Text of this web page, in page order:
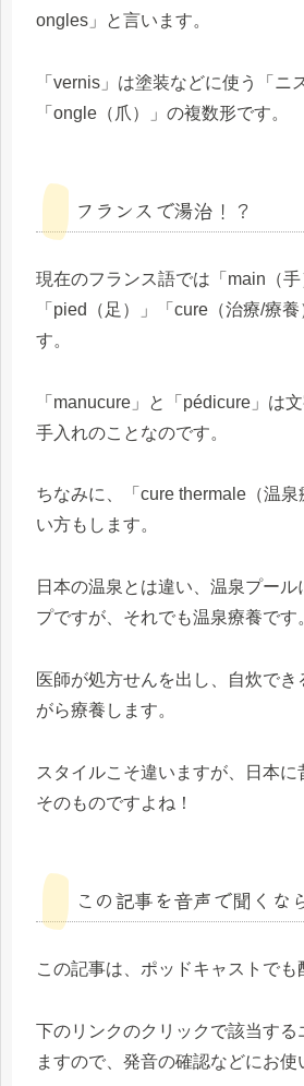
ongles」と言います。
「vernis」は塗装などに使う「ニ
「ongle（爪）」の複数形です。
フランスで湯治！？
現在のフランス語では「main（手
「pied（足）」「cure（治療/療
す。
「manucure」と「pédicure」は
手入れのことなのです。
ちなみに、「cure thermale（温
い方もします。
日本の温泉とは違い、温泉プール
プですが、それでも温泉療養です
医師が処方せんを出し、自炊でき
がら療養します。
スタイルこそ違いますが、日本
そのものですよね！
この記事を音声で聞くな
この記事は、ポッドキャストでも
下のリンクのクリックで該当する
ますので、発音の確認などにお使